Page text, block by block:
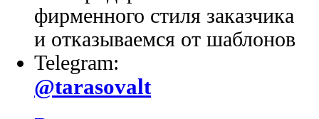
фирменного стиля заказчика
и отказываемся от шаблонов
Telegram:
@tarasovalt